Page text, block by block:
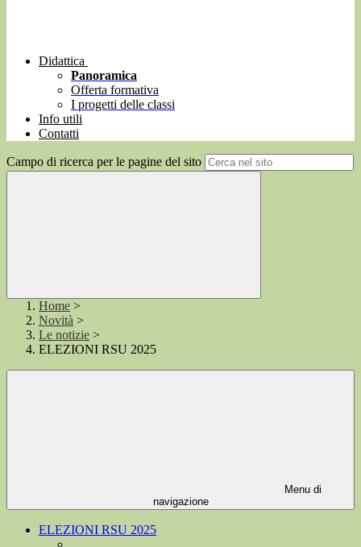
Didattica
Panoramica
Offerta formativa
I progetti delle classi
Info utili
Contatti
Campo di ricerca per le pagine del sito
Home >
Novità >
Le notizie >
ELEZIONI RSU 2025
Menu di
navigazione
ELEZIONI RSU 2025